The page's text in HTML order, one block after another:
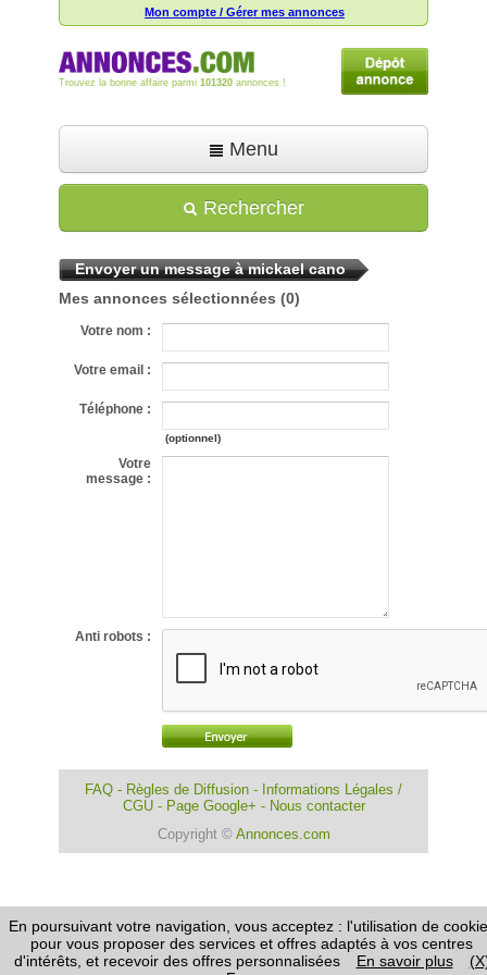
Mon compte / Gérer mes annonces
Trouvez la bonne affaire parmi 101320 annonces !
Menu
Déposer une annonce
Toutes les annonces
Aide
Rechercher
Envoyer un message à mickael cano
Mes annonces sélectionnées (0)
Votre nom :
Votre email :
Téléphone :
(optionnel)
Votre
message :
Anti robots :
FAQ - Règles de Diffusion - Informations Légales /
CGU- Page Google+ - Nous contacter
Copyright © Annonces.com
En poursuivant votre navigation, vous acceptez : l'utilisation de
pour vous proposer des services et offres adaptés à vos centres
d'intérêts, et recevoir des offres personnalisées
En savoir plus